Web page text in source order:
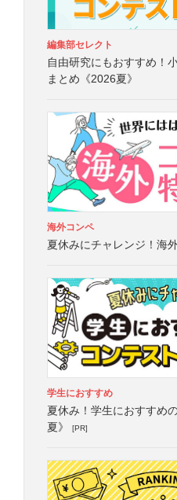
編集部セレクト
自由研究にもおすすめ！
まとめ《2026夏》
海外コンペ
夏休みにチャレンジ！海
学生におすすめ
夏休み！学生におすすめ
夏》
[PR]